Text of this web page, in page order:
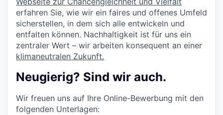
erfahren Sie, wie wir ein faires und offenes Umfeld
sicherstellen, in dem sich alle entwickeln und
entfalten können. Nachhaltigkeit ist für uns ein
zentraler Wert – wir arbeiten konsequent an einer
klimaneutralen Zukunft.
Neugierig? Sind wir auch.
Wir freuen uns auf Ihre Online-Bewerbung mit den
folgenden Unterlagen: